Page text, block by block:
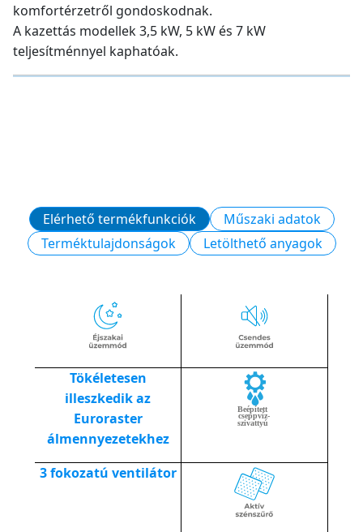
komfortérzetről gondoskodnak.
A kazettás modellek 3,5 kW, 5 kW és 7 kW
teljesítménnyel kaphatóak.
Elérhető termékfunkciók
Műszaki adatok
Terméktulajdonságok
Letölthető anyagok
Tökéletesen
illeszkedik az
Euroraster
álmennyezetekhez
3 fokozatú ventilátor